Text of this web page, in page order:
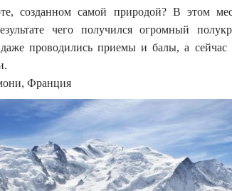
созданном самой природой? В этом
чего получился огромный
проводились приемы и балы, а сейчас
Франция